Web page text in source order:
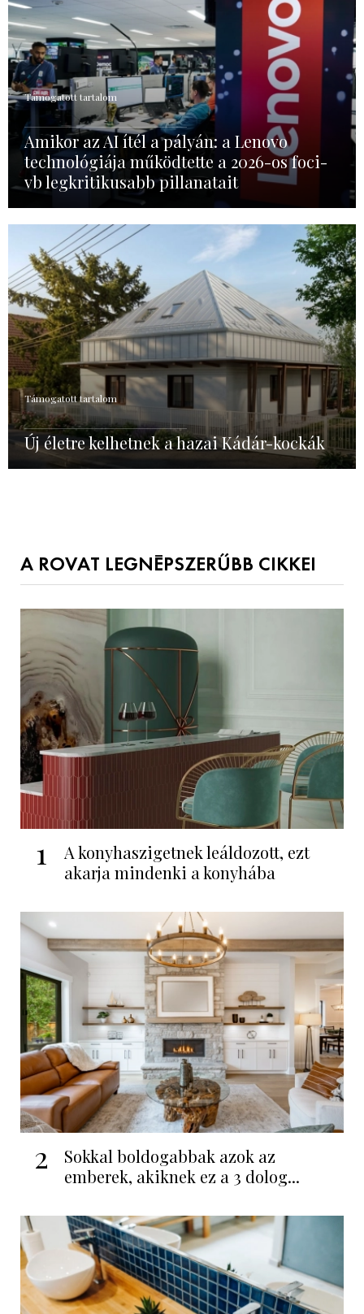
Támogatott tartalom
Amikor az AI ítél a pályán: a Lenovo
technológiája működtette a 2026-os foci-
vb legkritikusabb pillanatait
Támogatott tartalom
Új életre kelhetnek a hazai Kádár-kockák
A ROVAT LEGNÉPSZERŰBB CIKKEI
1
A konyhaszigetnek leáldozott, ezt
akarja mindenki a konyhába
2
Sokkal boldogabbak azok az
emberek, akiknek ez a 3 dolog...